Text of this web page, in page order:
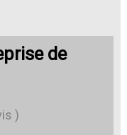
de
)